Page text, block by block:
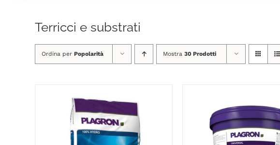
Terricci e substrati
Ordina per Popolarità Mostra 30 Prodotti